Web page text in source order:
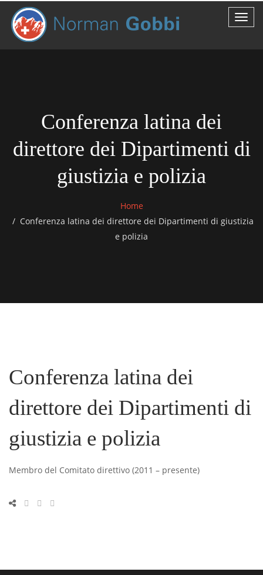
Conferenza latina dei
direttore dei Dipartimenti di
giustizia e polizia
Home
Conferenza latina dei direttore dei Dipartimenti di giustizia
e polizia
Conferenza latina dei
direttore dei Dipartimenti di
giustizia e polizia
Membro del Comitato direttivo (2011 – presente)